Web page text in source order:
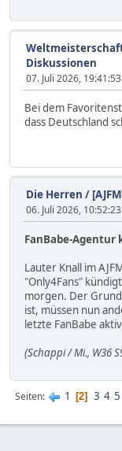
Diskussionen
07. Juli 2026, 19:41:53
Bei dem
dass Deutschland
Die Herren /
06. Juli 2026, 10:52:23
FanBabe-
Lauter Knall im
"Only4Fans"
morgen. Der
ist, müssen nun
letzte FanBabe
(Schappi / Mi., W36
Seiten 1 2 3 4 5